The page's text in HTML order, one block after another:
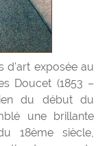
Doucet (1853 –
du début du
une brillante
18ème siècle,